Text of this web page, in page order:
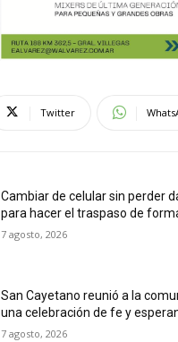
Twitter
Cambiar de celular sin perder
para hacer el traspaso de
7 agosto, 2026
San Cayetano reunió a la
una celebración de fe y
7 agosto, 2026